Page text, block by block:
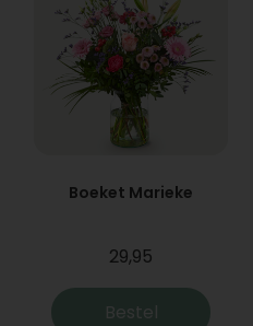
Boeket Marieke
29,95
Bestel